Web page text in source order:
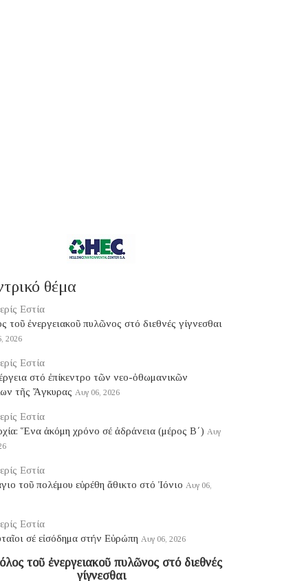
θέμα
Εστία
τοῦ ἐνεργειακοῦ πυλῶνος στό διεθνές γίγνεσθαι
2026
Εστία
στό ἐπίκεντρο τῶν νεο-ὀθωμανικῶν
τῆς Ἄγκυρας Αυγ 06, 2026
Εστία
Ἕνα ἀκόμη χρόνο σέ ἀδράνεια (μέρος B΄) Αυγ
Εστία
τοῦ πολέμου εὑρέθη ἄθικτο στό Ἰόνιο Αυγ 06,
Εστία
σέ εἰσόδημα στήν Εὐρώπη Αυγ 06, 2026
τοῦ ἐνεργειακοῦ πυλῶνος στό διεθνές
γίγνεσθαι